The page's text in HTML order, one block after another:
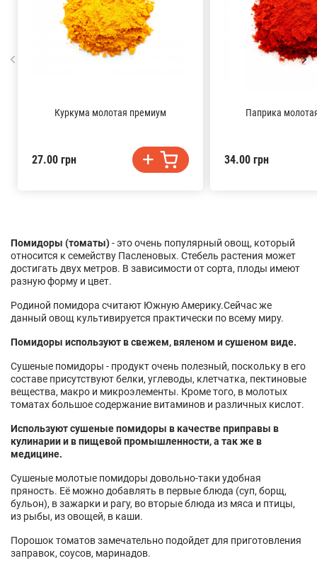
Помидоры (томаты)- это очень популярный овощ, который
относится к семейству Пасленовых. Стебель растения может
достигать двух метров. В зависимости от сорта, плоды имеют
разную форму и цвет.
Родиной помидора считают Южную Америку.Сейчас же
данный овощ культивируется практически по всему миру.
Помидоры используют в свежем, вяленом и сушеном виде.
Сушеные помидоры - продукт очень полезный, поскольку в его
составе присутствуют белки, углеводы, клетчатка, пектиновые
вещества, макро и микроэлементы. Кроме того, в молотых
томатах большое содержание витаминов и различных кислот.
Используют сушеные помидоры в качестве приправы в
кулинарии и в пищевой промышленности, а так же в
медицине.
Сушеные молотые помидоры довольно-таки удобная
пряность. Её можно добавлять в первые блюда (суп, борщ,
бульон), в зажарки и рагу, во вторые блюда из мяса и птицы,
из рыбы, из овощей, в каши.
Порошок томатов замечательно подойдет для приготовления
заправок, соусов, маринадов.
Куркума молотая премиум
27.00 грн
Паприка
34.00 грн